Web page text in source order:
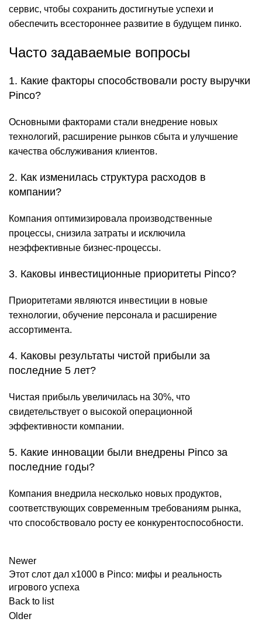
сервис, чтобы сохранить достигнутые успехи и
обеспечить всестороннее развитие в будущем пинко.
Часто задаваемые вопросы
1. Какие факторы способствовали росту выручки
Pinco?
Основными факторами стали внедрение новых
технологий, расширение рынков сбыта и улучшение
качества обслуживания клиентов.
2. Как изменилась структура расходов в
компании?
Компания оптимизировала производственные
процессы, снизила затраты и исключила
неэффективные бизнес-процессы.
3. Каковы инвестиционные приоритеты Pinco?
Приоритетами являются инвестиции в новые
технологии, обучение персонала и расширение
ассортимента.
4. Каковы результаты чистой прибыли за
последние 5 лет?
Чистая прибыль увеличилась на 30%, что
свидетельствует о высокой операционной
эффективности компании.
5. Какие инновации были внедрены Pinco за
последние годы?
Компания внедрила несколько новых продуктов,
соответствующих современным требованиям рынка,
что способствовало росту ее конкурентоспособности.
Newer
Этот слот дал х1000 в Pinco: мифы и реальность
игрового успеха
Back to list
Older